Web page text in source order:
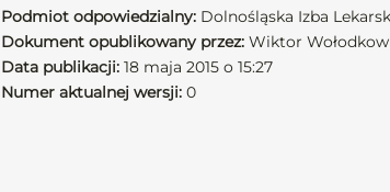
Podmiot odpowiedzialny: Dolnośląska Izba
Dokument opublikowany przez: Wiktor
Data publikacji: 18 maja 2015 o 15:27
Numer aktualnej wersji: 0